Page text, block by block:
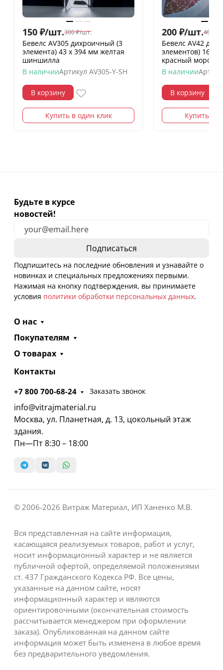
150 ₽/шт.300 ₽/шт.
Бевелс AV305 дихроичный (3
элемента) 43 х 394 мм желтая
шиншилла
В наличииАртикул AV305-Y-SH
В корзину
Купить в один клик
200 ₽/шт.400
Бевелс AV42
элементов) 160
красный мороз
В наличии
В корзину
Купить в
Будьте в курсе
новостей!
Подпишитесь на последние обновления и узнавайте о
новинках и специальных предложениях первыми.
Нажимая на кнопку подтверждения, вы принимаете
условия политики обработки персональных данных.
О нас
Покупателям
О товарах
Контакты
+7 800 700-68-24 Заказать звонок
info@vitrajmaterial.ru
Москва, ул. Планетная, д. 13, цокольный этаж
здания.
Пн—Пт 8:30 – 18:00
© 2006-2026 Витраж Материал, ИП Ханенко М.В.
Вся представленная на сайте информация,
касающаяся реализуемых товаров, работ и услуг,
носит информационный характер и не является
публичной офертой, определяемой положениями
ст. 437 Гражданского Кодекса РФ. Все цены,
указанные на данном сайте, носят
информационный характер и являются
ориентировочными (окончательная стоимость
рассчитывается менеджером при оформлении
заказа). Опубликованная на данном сайте
информация может быть изменена в любое время
без предварительного уведомления.